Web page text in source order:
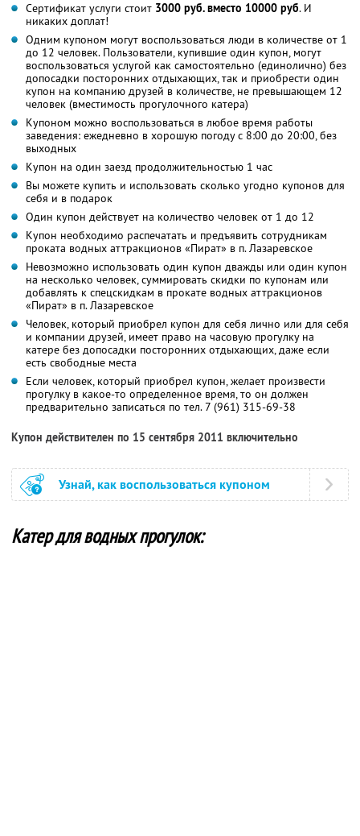
Сертификат услуги стоит 3000 руб. вместо 10000 руб. И
никаких доплат!
Одним купоном могут воспользоваться люди в количестве от 1
до 12 человек. Пользователи, купившие один купон, могут
воспользоваться услугой как самостоятельно (единолично) без
допосадки посторонних отдыхающих, так и приобрести один
купон на компанию друзей в количестве, не превышающем 12
человек (вместимость прогулочного катера)
Купоном можно воспользоваться в любое время работы
заведения: ежедневно в хорошую погоду с 8:00 до 20:00, без
выходных
Купон на один заезд продолжительностью 1 час
Вы можете купить и использовать сколько угодно купонов для
себя и в подарок
Один купон действует на количество человек от 1 до 12
Купон необходимо распечатать и предъявить сотрудникам
проката водных аттракционов «Пират» в п. Лазаревское
Невозможно использовать один купон дважды или один купон
на несколько человек, суммировать скидки по купонам или
добавлять к спецскидкам в прокате водных аттракционов
«Пират» в п. Лазаревское
Человек, который приобрел купон для себя лично или для себя
и компании друзей, имеет право на часовую прогулку на
катере без допосадки посторонних отдыхающих, даже если
есть свободные места
Если человек, который приобрел купон, желает произвести
прогулку в какое-то определенное время, то он должен
предварительно записаться по тел. 7 (961) 315-69-38
Купон действителен по 15 сентября 2011 включительно
Узнай, как воспользоваться купоном
Катер для водных прогулок: